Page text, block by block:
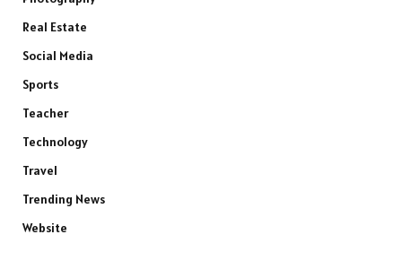
Real Estate
Social Media
Sports
Teacher
Technology
Travel
Trending News
Website